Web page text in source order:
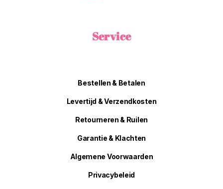
Service
Bestellen & Betalen
Levertijd & Verzendkosten
Retourneren & Ruilen
Garantie & Klachten
Algemene Voorwaarden
Privacybeleid